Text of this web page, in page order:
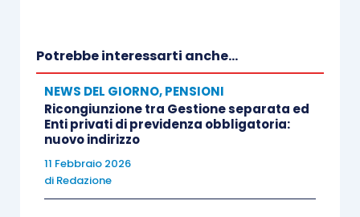
Potrebbe interessarti anche...
NEWS DEL GIORNO,PENSIONI
Ricongiunzione tra Gestione separata ed
Enti privati di previdenza obbligatoria:
nuovo indirizzo
11 Febbraio 2026
di Redazione